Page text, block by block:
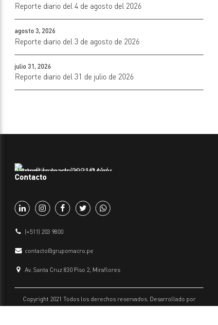
Reporte diario del 4 de agosto del 2026
agosto 3, 2026
Reporte diario del 3 de agosto de 2026
julio 31, 2026
Reporte diario del 31 de julio de 2026
Contacto
(+511) 203 9800
contacto@grupomacro.pe
Av. Santa Cruz 830 Piso 2, Miraflores
Copyright 2021 Todos los derechos reservados. Desarrollado por